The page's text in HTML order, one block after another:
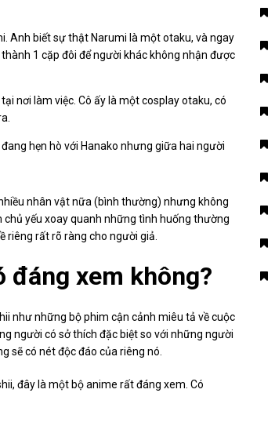
Anh biết sự thật Narumi là một otaku, và ngay
1 cặp đôi để người khác không nhận được
nơi làm việc. Cô ấy là một cosplay otaku, có
hẹn hò với Hanako nhưng giữa hai người
nhân vật nữa (bình thường) nhưng không
yếu xoay quanh những tình huống thường
riêng rất rõ ràng cho người giả.
đáng xem không?
như những bộ phim cận cảnh miêu tả về cuộc
người có sở thích đặc biệt so với những người
sẽ có nét độc đáo của riêng nó.
đây là một bộ anime rất đáng xem. Có